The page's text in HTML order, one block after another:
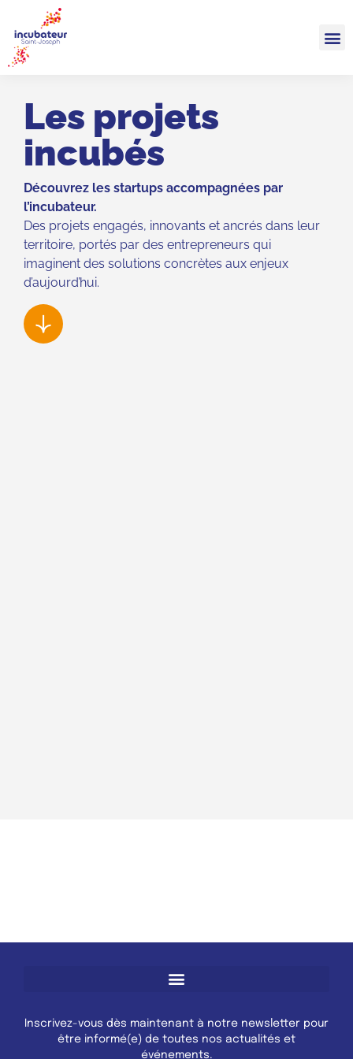
Les projets
incubés
Découvrez les startups accompagnées par
l’incubateur.
Des projets engagés, innovants et ancrés dans leur
territoire, portés par des entrepreneurs qui
imaginent des solutions concrètes aux enjeux
d’aujourd’hui.
Inscrivez-vous dès maintenant à notre newsletter pour
être informé(e) de toutes nos actualités et
événements.